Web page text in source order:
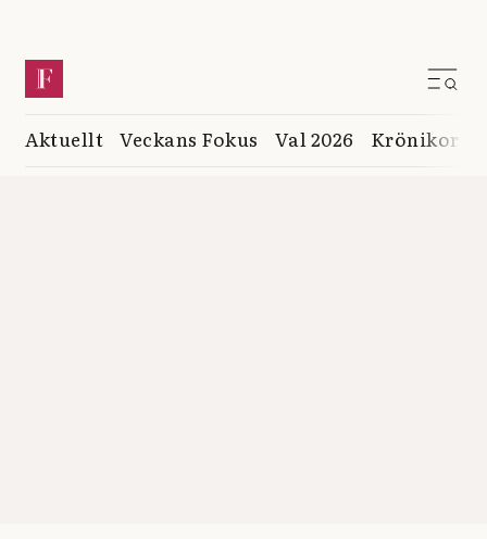
Aktuellt Veckans Fokus Val 2026 Krönikor